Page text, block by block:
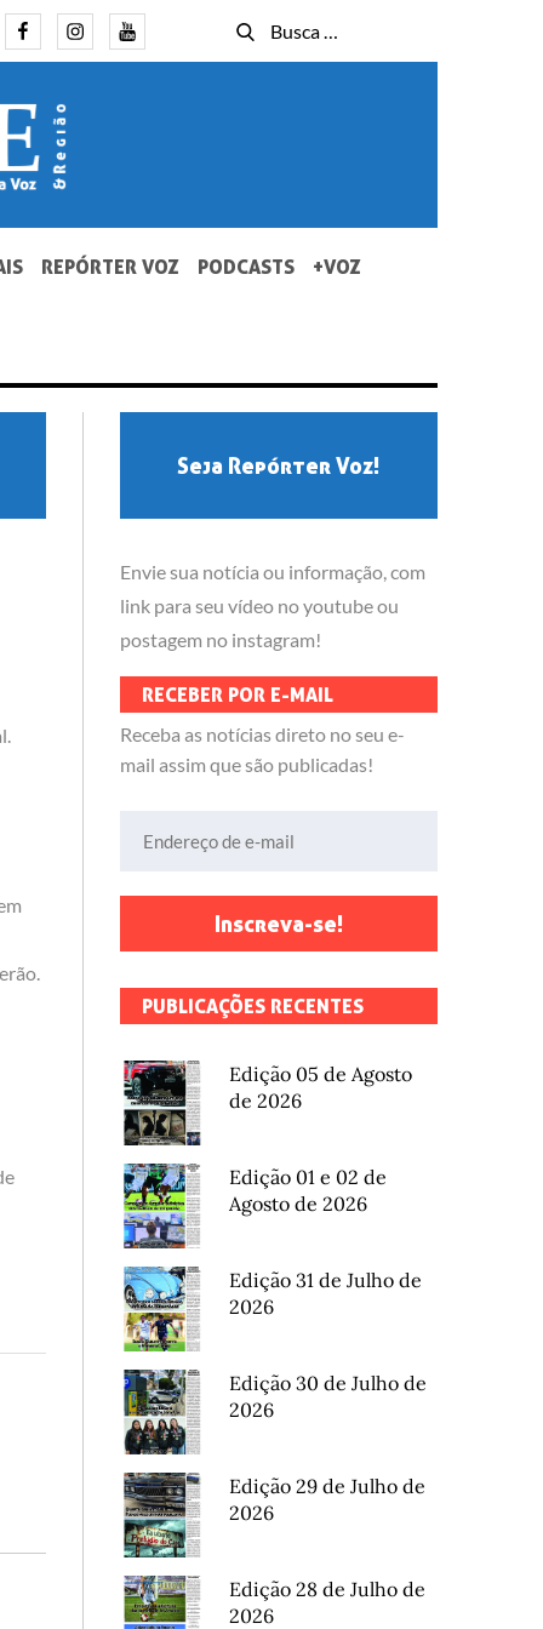
FacebookInstagramYoutube
Busca
for:
Busca
REPÓRTER VOZ PODCASTS +VOZ
Seja Repórter Voz!
Envie sua notícia ou informação, com
link para seu vídeo no youtube ou
postagem no instagram!
RECEBER POR E-MAIL
Receba as notícias direto no seu e-
mail assim que são publicadas!
Inscreva-se!
PUBLICAÇÕES RECENTES
Edição 05 de Agosto
de 2026
Edição 01 e 02 de
Agosto de 2026
Edição 31 de Julho de
2026
Edição 30 de Julho de
2026
Edição 29 de Julho de
2026
Edição 28 de Julho de
2026